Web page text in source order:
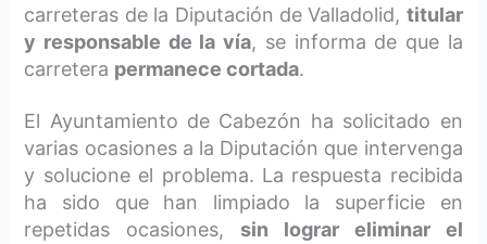
carreteras de la Diputación de Valladolid, titular
y responsable de la vía, se informa de que la
carretera permanece cortada.
El Ayuntamiento de Cabezón ha solicitado en
varias ocasiones a la Diputación que intervenga
y solucione el problema. La respuesta recibida
ha sido que han limpiado la superficie en
repetidas ocasiones, sin lograr eliminar el